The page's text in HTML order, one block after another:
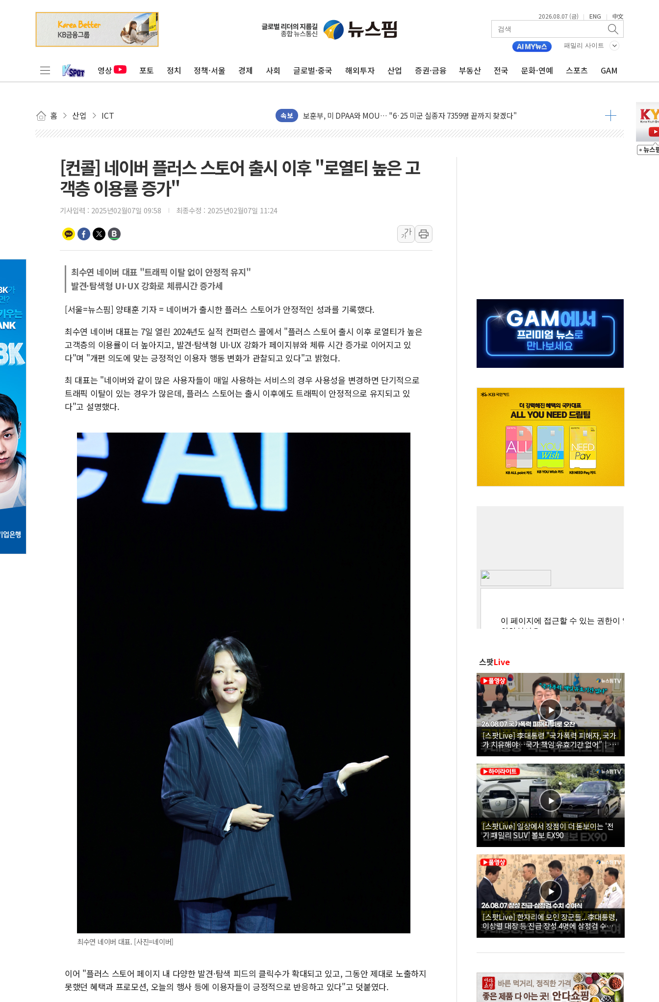
2026.08.07 (금) | ENG | 中文
패밀리 사이트
영상 포토 정치 정책·서울 경제 사회 글로벌·중국 해외투자 산업 증권·금융 부동산 전국 문화·연예 스포츠 GAM
홈 산업 ICT 속보
[AI MY 뉴스] 뉴욕 반도체주 프리뷰...美 고용 쇼크에 반도체주 '활짝'
뉴욕증시 프리뷰, 美 고용 쇼크에 금리 인상 우려 후퇴…나스닥 선물 1%대 상승
[사진] 이슬람 수니파 3개국, 공동방위협정 체결
뉴욕증시 개장 전 특징주...아틀라시안·클라우드플레어·태양광주↑ VS 트레이드데스크·웬디스↓
트럼프 "금리 내려야"…파월 때와 달리 워시엔 톤 낮춰
특정 정치인 측근 포항시 정책특보 내정설...포항시 '시끌'
李 대통령, '6시간 마라톤 부동산 2차 회의' 주재… "전폭적 공급 확대·속도전 총력"
트럼프, 中 겨냥 폴리실리콘 관세 15% 부과…美 태양광주 급등
[인도증시] 중동 불안 속 유가 상승에 소폭 하락...금융주 낙폭 커
황희 '폐버스 청년주택' SNS 글 역풍에 "정부정책 아냐" 해명
용산공원·그린벨트로 또 충돌…반복되는 국토부-서울시 '정책 엇박자'
[컨콜] 네이버 플러스 스토어 출시 이후 "로열티 높은 고
객층 이용률 증가"
기사입력 : 2025년02월07일 09:58 최종수정 : 2025년02월07일 11:24
가
가
최수연 네이버 대표 "트래픽 이탈 없이 안정적 유지"
발견·탐색형 UI·UX 강화로 체류시간 증가세
[서울=뉴스핌] 양태훈 기자 = 네이버가 출시한 플러스 스토어가 안정적인 성과를 기록했다.
최수연 네이버 대표는 7일 열린 2024년도 실적 컨퍼런스 콜에서 "플러스 스토어 출시 이후 로열티가 높은
고객층의 이용률이 더 높아지고, 발견·탐색형 UI·UX 강화가 페이지뷰와 체류 시간 증가로 이어지고 있
다"며 "개편 의도에 맞는 긍정적인 이용자 행동 변화가 관찰되고 있다"고 밝혔다.
최 대표는 "네이버와 같이 많은 사용자들이 매일 사용하는 서비스의 경우 사용성을 변경하면 단기적으로
트래픽 이탈이 있는 경우가 많은데, 플러스 스토어는 출시 이후에도 트래픽이 안정적으로 유지되고 있
다"고 설명했다.
최수연 네이버 대표. [사진=네이버]
이어 "플러스 스토어 페이지 내 다양한 발견·탐색 피드의 클릭수가 확대되고 있고, 그동안 제대로 노출하지
못했던 혜택과 프로모션, 오늘의 행사 등에 이용자들이 긍정적으로 반응하고 있다"고 덧붙였다.
스팟Live
[스팟Live] 李대통령 "국가폭력 피해자, 국가
가 치유해야…국가 책임 유효기간 없어"｜
26.08.07 국가폭력 피해자 위로 오찬
[스팟Live] 일상에서 장점이 더 돋보이는 '전
기 패밀리 SUV' 볼보 EX90
[스팟Live] 한자리에 모인 장군들...李대통령,
이상렬 대장 등 진급 장성 4명에 삼정검 수치
직접 수여｜26.08.07 장성 진급·삼정검 수치